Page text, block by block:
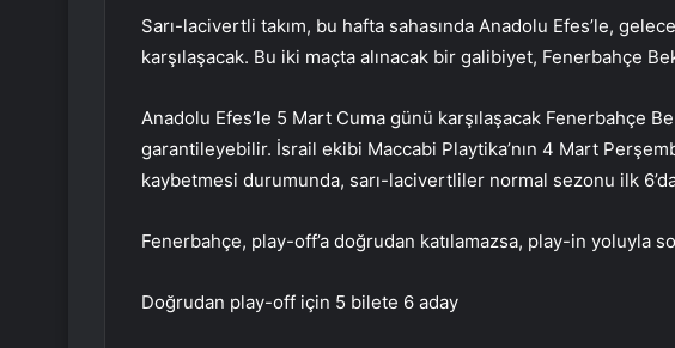
Sarı-lacivertli takım, bu hafta sahasında Anadolu Efes’le,
karşılaşacak. Bu iki maçta alınacak bir galibiyet, Fenerbahçe
Anadolu Efes’le 5 Mart Cuma günü karşılaşacak Fenerbahçe
garantileyebilir. İsrail ekibi Maccabi Playtika’nın 4 Mart
kaybetmesi durumunda, sarı-lacivertliler normal sezonu ilk
Fenerbahçe, play-off’a doğrudan katılamazsa, play-in yoluyla
Doğrudan play-off için 5 bilete 6 aday